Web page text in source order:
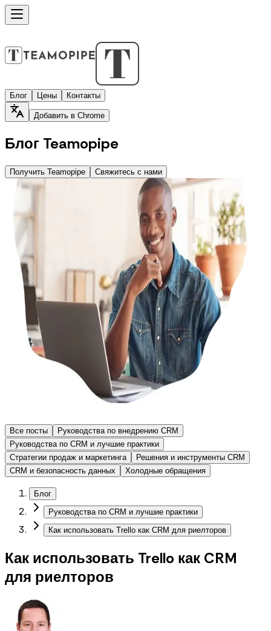
Блог Цены Контакты
Добавить в Chrome
Блог Teamopipe
Получить Teamopipe Свяжитесь с нами
Все посты
Руководства по внедрению CRM
Руководства по CRM и лучшие практики
Стратегии продаж и маркетинга
Решения и инструменты CRM
CRM и безопасность данных
Холодные обращения
Блог
Руководства по CRM и лучшие практики
Как использовать Trello как CRM для риелторов
Как использовать Trello как CRM
для риелторов